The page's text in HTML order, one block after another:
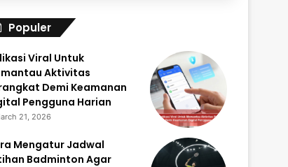
Populer
Viral Untuk
Aktivitas
Demi Keamanan
Pengguna Harian
21, 2026
Mengatur Jadwal
Badminton Agar